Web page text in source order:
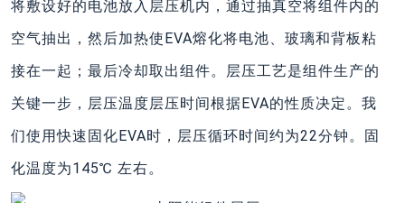
将敷设好的电池放入层压机内，通过抽真空将组件内的
空气抽出，然后加热使EVA熔化将电池、玻璃和背板粘
接在一起；最后冷却取出组件。层压工艺是组件生产的
关键一步，层压温度层压时间根据EVA的性质决定。我
们使用快速固化EVA时，层压循环时间约为22分钟。固
化温度为145℃ 左右。